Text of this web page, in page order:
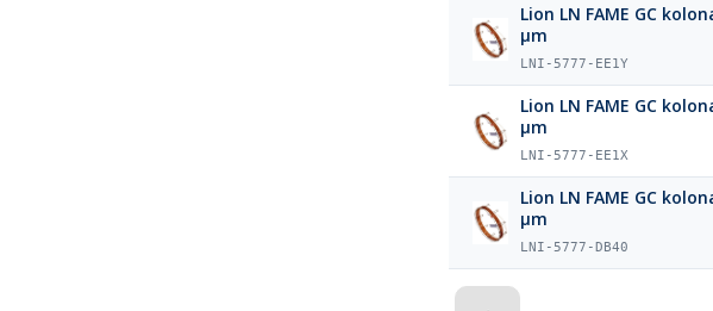
Lion LN FAME GC
µm
LNI-5777-EE1Y
Lion LN FAME GC
µm
LNI-5777-EE1X
Lion LN FAME GC
µm
LNI-5777-DB40